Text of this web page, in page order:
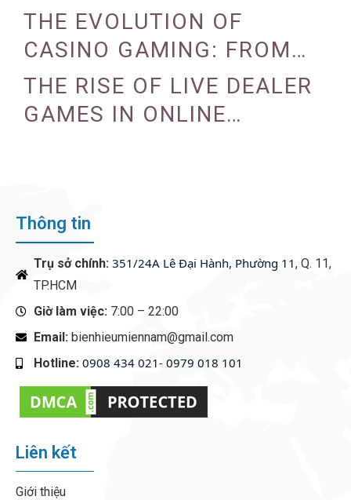
PROGRAMS
THE EVOLUTION OF
CASINO GAMING: FROM
TRADITIONAL TO ONLINE
THE RISE OF LIVE DEALER
GAMES IN ONLINE
Thông tin
Trụ sở chính: 351/24A Lê Đại Hành, Phường 11, Q. 11,
TP.HCM
Giờ làm việc: 7:00 – 22:00
Email: bienhieumiennam@gmail.com
Hotline: 0908 434 021- 0979 018 101
Liên kết
Giới thiệu